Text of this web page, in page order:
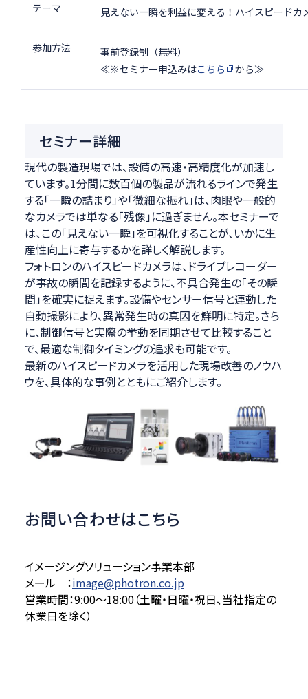
テーマ 見えない一瞬を利益に変える！ハイスピード
参加方法
事前登録制（無料）
≪※セミナー申込みはこちら から≫
セミナー詳細
現代の製造現場では、設備の高速・高精度化が加速し
ています。1分間に数百個の製品が流れるラインで発生
する「一瞬の詰まり」や「微細な振れ」は、肉眼や一般的
なカメラでは単なる「残像」に過ぎません。本セミナーで
は、この「見えない一瞬」を可視化することが、いかに生
産性向上に寄与するかを詳しく解説します。
フォトロンのハイスピードカメラは、ドライブレコーダー
が事故の瞬間を記録するように、不具合発生の「その瞬
間」を確実に捉えます。設備やセンサー信号と連動した
自動撮影により、異常発生時の真因を鮮明に特定。さら
に、制御信号と実際の挙動を同期させて比較すること
で、最適な制御タイミングの追求も可能です。
最新のハイスピードカメラを活用した現場改善のノウハ
ウを、具体的な事例とともにご紹介します。
お問い合わせはこちら
イメージングソリューション事業本部
メール ：image@photron.co.jp
営業時間：9:00～18:00（土曜・日曜・祝日、当社指定の
休業日を除く）